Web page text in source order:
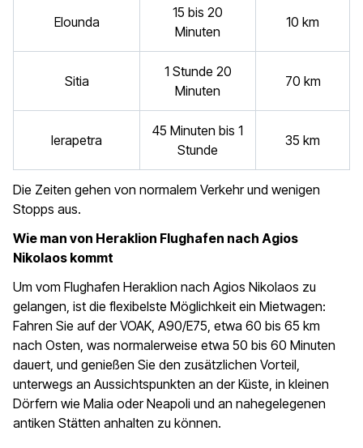
Elounda
15 bis 20
Minuten
10 km
Sitia
1 Stunde 20
Minuten
70 km
Ierapetra
45 Minuten bis 1
Stunde
35 km
Die Zeiten gehen von normalem Verkehr und wenigen
Stopps aus.
Wie man von Heraklion Flughafen nach Agios
Nikolaos kommt
Um vom Flughafen Heraklion nach Agios Nikolaos zu
gelangen, ist die flexibelste Möglichkeit ein Mietwagen:
Fahren Sie auf der VOAK, A90/E75, etwa 60 bis 65 km
nach Osten, was normalerweise etwa 50 bis 60 Minuten
dauert, und genießen Sie den zusätzlichen Vorteil,
unterwegs an Aussichtspunkten an der Küste, in kleinen
Dörfern wie Malia oder Neapoli und an nahegelegenen
antiken Stätten anhalten zu können.